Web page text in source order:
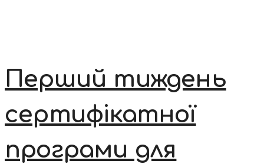
Перший тиждень
сертифікатної
програми для